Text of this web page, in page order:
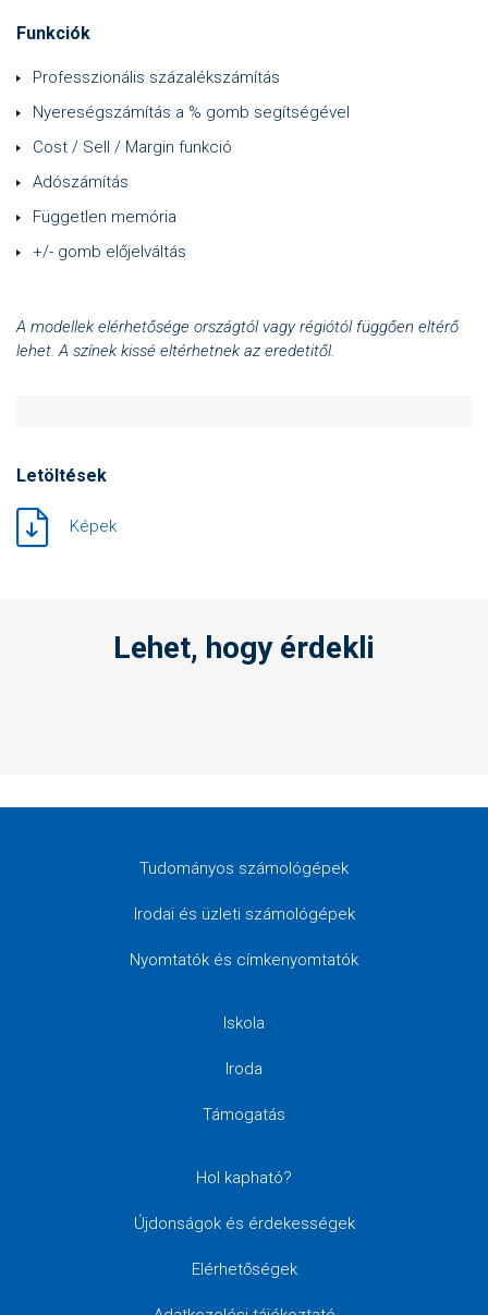
Funkciók
Professzionális százalékszámítás
Nyereségszámítás a % gomb segítségével
Cost / Sell / Margin funkció
Adószámítás
Független memória
+/- gomb előjelváltás
A modellek elérhetősége országtól vagy régiótól függően eltérő
lehet. A színek kissé eltérhetnek az eredetitől.
Letöltések
Képek
Lehet, hogy érdekli
Tudományos számológépek
Irodai és üzleti számológépek
Nyomtatók és címkenyomtatók
Iskola
Iroda
Támogatás
Hol kapható?
Újdonságok és érdekességek
Elérhetőségek